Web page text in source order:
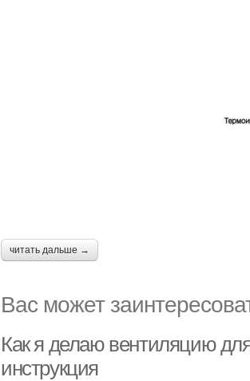
читать дальше →
Вас может
Как я делаю вентиляцию
инструкция